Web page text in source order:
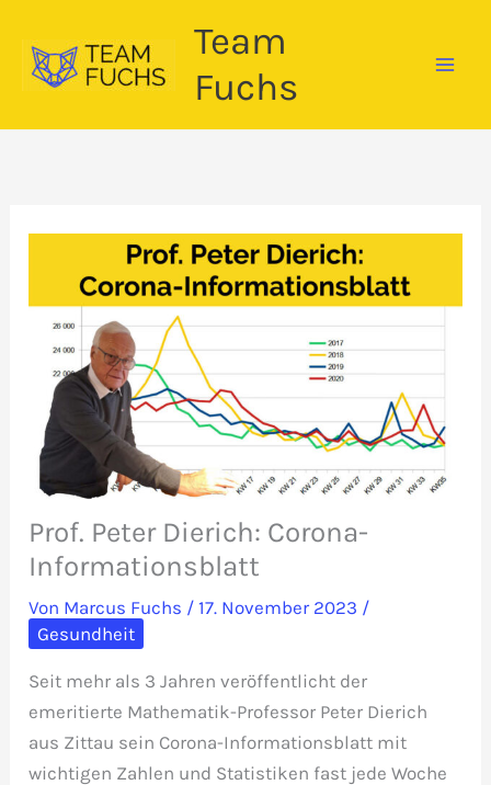
Inhalt
springen
Team
Fuchs
Prof. Peter Dierich: Corona-
Informationsblatt
Von Marcus Fuchs /17. November 2023 /
Gesundheit
Seit mehr als 3 Jahren veröffentlicht der
emeritierte Mathematik-Professor Peter Dierich
aus Zittau sein Corona-Informationsblatt mit
wichtigen Zahlen und Statistiken fast jede Woche